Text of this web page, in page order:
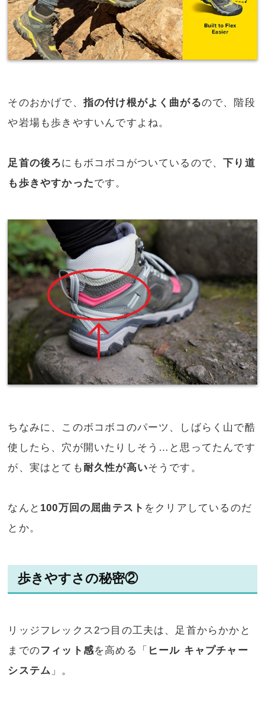
そのおかげで、 指の付け根がよく曲がるので、階段
や岩場も歩きやすいんですよね。
足首の後ろにもボコボコがついているので、下り道
も歩きやすかったです。
ちなみに、このボコボコのパーツ、しばらく山で酷
使したら、穴が開いたりしそう…と思ってたんです
が、実はとても 耐久性が高いそうです。
なんと 100万回の屈曲テスト をクリアしているのだ
とか。
歩きやすさの秘密②
リッジフレックス2つ目の工夫は、足首からかかと
までのフィット感を高める「 ヒール キャプチャー
システム 」。